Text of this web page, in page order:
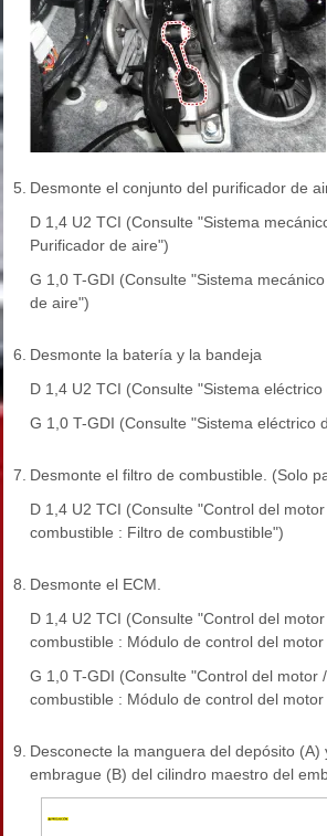
5. Desmonte el conjunto del purificador de
D 1,4 U2 TCI (Consulte "Sistema
Purificador de aire")
G 1,0 T-GDI (Consulte "Sistema
de aire")
6. Desmonte la batería y la bandeja
D 1,4 U2 TCI (Consulte "Sistema
G 1,0 T-GDI (Consulte "Sistema eléctrico
7. Desmonte el filtro de combustible. (Solo
D 1,4 U2 TCI (Consulte "Control del
combustible : Filtro de combustible")
8. Desmonte el ECM.
D 1,4 U2 TCI (Consulte "Control del
combustible : Módulo de control del motor
G 1,0 T-GDI (Consulte "Control del motor
combustible : Módulo de control del motor
9. Desconecte la manguera del depósito (A)
embrague (B) del cilindro maestro del